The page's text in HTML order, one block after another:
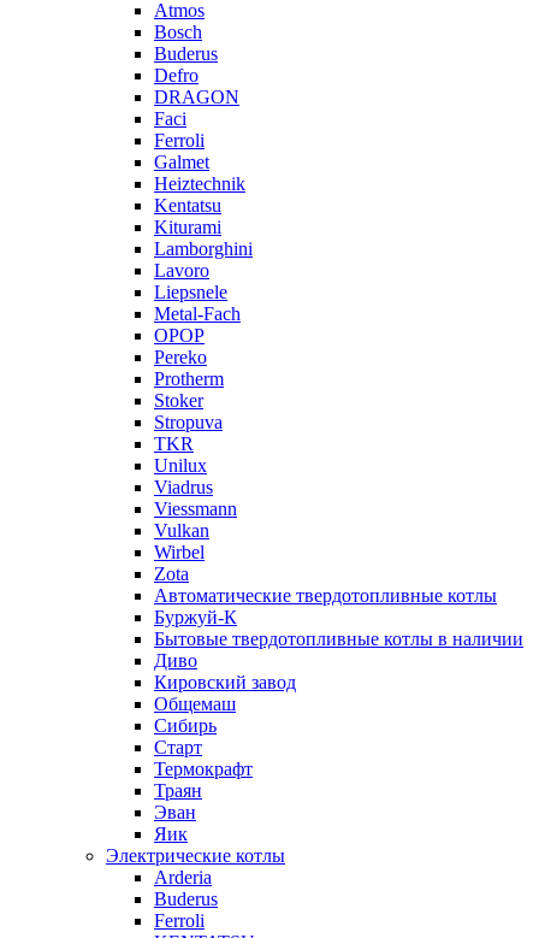
Atmos
Bosch
Buderus
Defro
DRAGON
Faci
Ferroli
Galmet
Heiztechnik
Kentatsu
Kiturami
Lamborghini
Lavoro
Liepsnele
Metal-Fach
OPOP
Pereko
Protherm
Stoker
Stropuva
TKR
Unilux
Viadrus
Viessmann
Vulkan
Wirbel
Zota
Автоматические твердотопливные котлы
Буржуй-К
Бытовые твердотопливные котлы в наличии
Диво
Кировский завод
Общемаш
Сибирь
Старт
Термокрафт
Траян
Эван
Яик
Электрические котлы
Arderia
Buderus
Ferroli